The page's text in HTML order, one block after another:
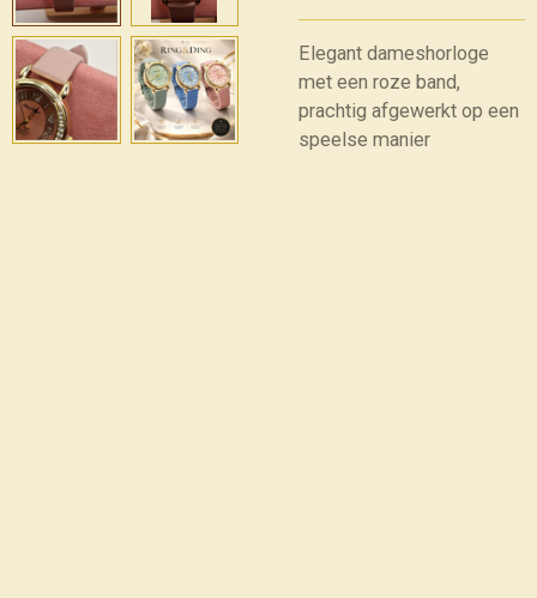
Elegant dameshorloge
met een roze band,
prachtig afgewerkt op een
speelse manier